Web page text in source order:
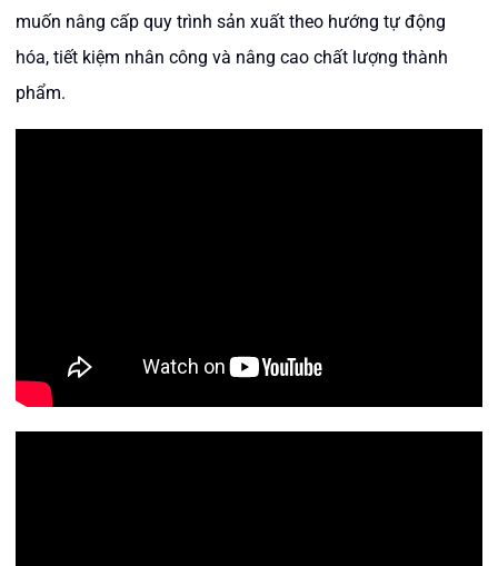
muốn nâng cấp quy trình sản xuất theo hướng tự động
hóa, tiết kiệm nhân công và nâng cao chất lượng thành
phẩm.